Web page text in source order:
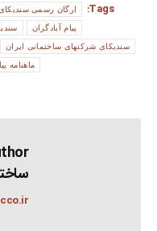
Tags:
ارگان رسمی
پیام آبادگران
سندیکای شرکتهای ساختمانی ایران
ماهنامه